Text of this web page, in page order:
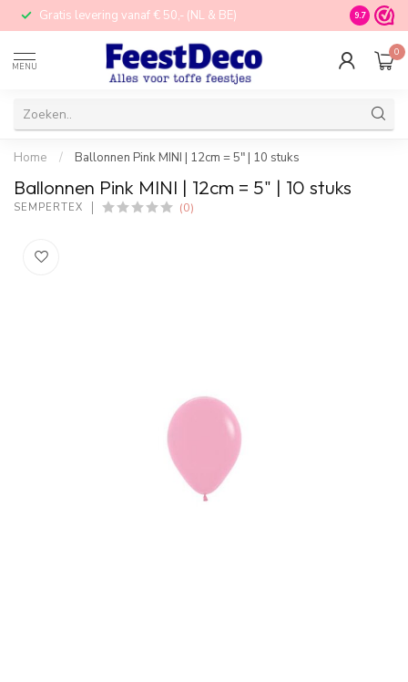
Gratis levering vanaf € 50,- (NL & BE) STORE in
9.7
MENU
0
Home / Ballonnen Pink MINI | 12cm = 5" | 10 stuks
Ballonnen Pink MINI | 12cm = 5" | 10 stuks
SEMPERTEX (0)